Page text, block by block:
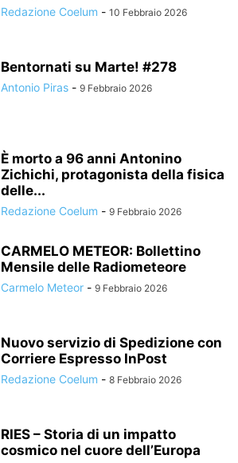
Redazione Coelum - 10 Febbraio 2026
Bentornati su Marte! #278
Antonio Piras - 9 Febbraio 2026
È morto a 96 anni Antonino
Zichichi, protagonista della fisica
delle...
Redazione Coelum - 9 Febbraio 2026
CARMELO METEOR: Bollettino
Mensile delle Radiometeore
Carmelo Meteor - 9 Febbraio 2026
Nuovo servizio di Spedizione con
Corriere Espresso InPost
Redazione Coelum - 8 Febbraio 2026
RIES – Storia di un impatto
cosmico nel cuore dell’Europa